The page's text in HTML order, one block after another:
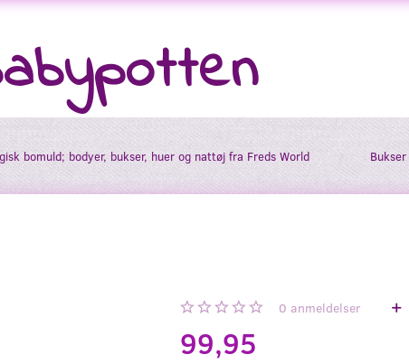
bomuld; bodyer, bukser, huer og nattøj fra Freds World Bukser
0 anmeldelser
99,95